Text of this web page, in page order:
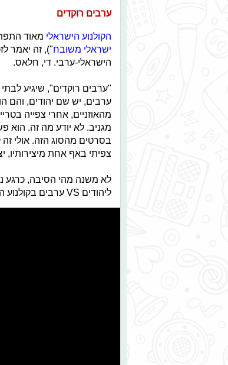
ערבים רוקדים
הקולנוע הישראלי מאוד
ישראלי משובח"), זה יאמר
הישראלי-ערבי. די, חלאס.
ערבים, יש שם יהודים, והם
מהאוזניים, אחרי צפייה
מגניב. לא יודע מה זה. הוא
בסרטים מהסוג הזה. אולי
צפיתי באף אחת מיצירותיו,
לא משנה מהי הסיבה, כרגע
ליהודים VS ערבים בקולנוע הישראלי, והאמינו לי - אני ממש אשמח לטעות.